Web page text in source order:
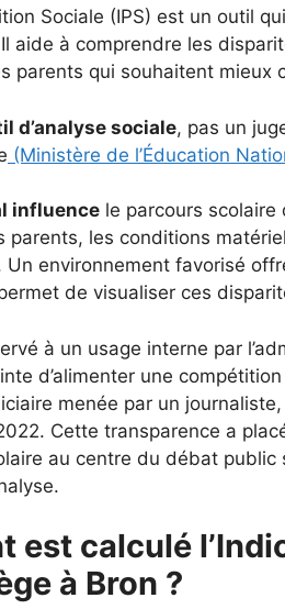
Sociale (IPS) est un outil
aide à comprendre les
parents qui souhaitent mieux
d’analyse sociale, pas un
(Ministère de l’Éducation
influence le parcours scolaire
parents, les conditions
Un environnement favorisé
permet de visualiser ces
à un usage interne par
d’alimenter une
menée par un
Cette transparence a
au centre du débat public
est calculé
à Bron ?